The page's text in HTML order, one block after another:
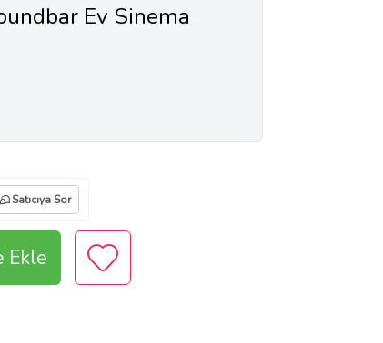
Ev Sinema
Satıcıya Sor
Ekle